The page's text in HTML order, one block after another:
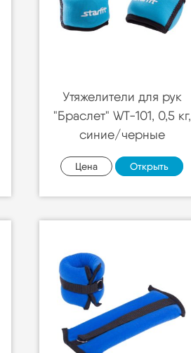
Утяжелители для рук
"Браслет" WT-101, 0,5 кг,
синие/черные
Цена Открыть